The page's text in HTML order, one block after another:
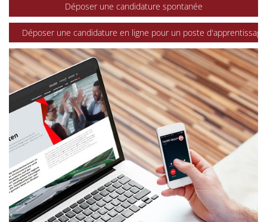
Déposer une candidature spontanée
Déposer une candidature en ligne pour un poste d'apprentissage